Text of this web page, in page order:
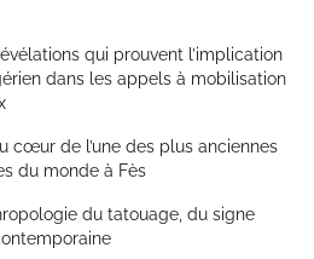
qui prouvent l’implication
dans les appels à mobilisation
cœur de l’une des plus anciennes
du monde à Fès
du tatouage, du signe